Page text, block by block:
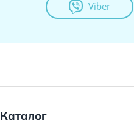
Viber
Каталог